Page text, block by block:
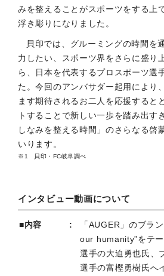
みを整えることがスポーツをする上
浮き彫りになりました。
貝印では、グルーミングの時間を
力したい、スポーツ界をさらに盛り
ら、日本を代表するプロスポーツ選
た。今回のアンバサダー起用により
ます期待されるお二人を応援すると
トすることで新しい一歩を踏み出す
しなみを整える時間」のさらなる啓
いります。
貝印・FC岐阜調べ
インタビュー動画について
■内容
「AUGER」のブラ
our humanity”をテ
選手の大迫勇也氏、
選手の富樫勇樹氏へ